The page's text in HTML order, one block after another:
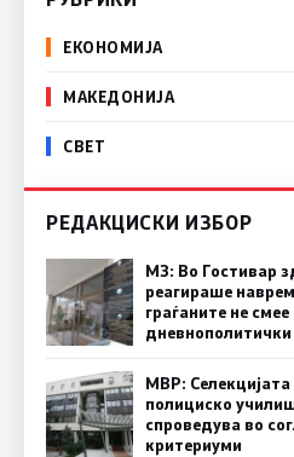
ЕКОНОМИЈА
МАКЕДОНИЈА
СВЕТ
РЕДАКЦИСКИ ИЗБОР
МЗ: Во Гостивар
реагираше
граѓаните не
МВР:
полициско
спроведува во
критериуми